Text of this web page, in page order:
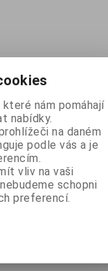
nám pomáhají
nabídky.
na daném
podle vás a je
vliv na vaši
schopni
preferencí.